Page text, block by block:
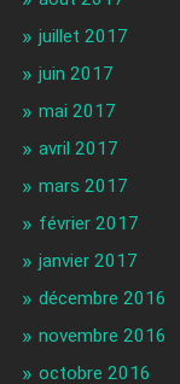
juillet 2017
juin 2017
mai 2017
avril 2017
mars 2017
février 2017
janvier 2017
décembre 2016
novembre 2016
octobre 2016